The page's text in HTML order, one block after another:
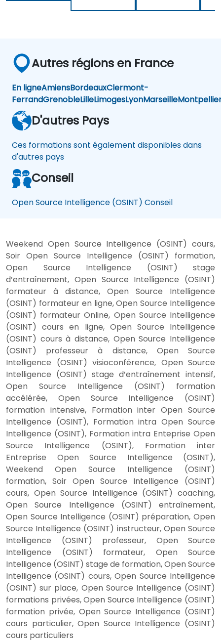
Autres régions en France
En ligneAmiensBordeauxClermont-
FerrandGrenobleLilleLimogesLyonMarseille
D'autres Pays
Ces formations sont également disponibles dans
d'autres pays
Conseil
Open Source Intelligence (OSINT) Conseil
Weekend Open Source Intelligence (OSINT) cours,
Soir Open Source Intelligence (OSINT) formation,
Open Source Intelligence (OSINT) stage
d’entraînement, Open Source Intelligence (OSINT)
formateur à distance, Open Source Intelligence
(OSINT) formateur en ligne, Open Source Intelligence
(OSINT) formateur Online, Open Source Intelligence
(OSINT) cours en ligne, Open Source Intelligence
(OSINT) cours à distance, Open Source Intelligence
(OSINT) professeur à distance, Open Source
Intelligence (OSINT) visioconférence, Open Source
Intelligence (OSINT) stage d’entraînement intensif,
Open Source Intelligence (OSINT) formation
accélérée, Open Source Intelligence (OSINT)
formation intensive, Formation inter Open Source
Intelligence (OSINT), Formation intra Open Source
Intelligence (OSINT), Formation intra Enteprise Open
Source Intelligence (OSINT), Formation inter
Entreprise Open Source Intelligence (OSINT),
Weekend Open Source Intelligence (OSINT)
formation, Soir Open Source Intelligence (OSINT)
cours, Open Source Intelligence (OSINT) coaching,
Open Source Intelligence (OSINT) entraînement,
Open Source Intelligence (OSINT) préparation, Open
Source Intelligence (OSINT) instructeur, Open Source
Intelligence (OSINT) professeur, Open Source
Intelligence (OSINT) formateur, Open Source
Intelligence (OSINT) stage de formation, Open Source
Intelligence (OSINT) cours, Open Source Intelligence
(OSINT) sur place, Open Source Intelligence (OSINT)
formations privées, Open Source Intelligence (OSINT)
formation privée, Open Source Intelligence (OSINT)
cours particulier, Open Source Intelligence (OSINT)
cours particuliers